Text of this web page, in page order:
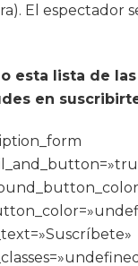
El espectador
esta lista de
en